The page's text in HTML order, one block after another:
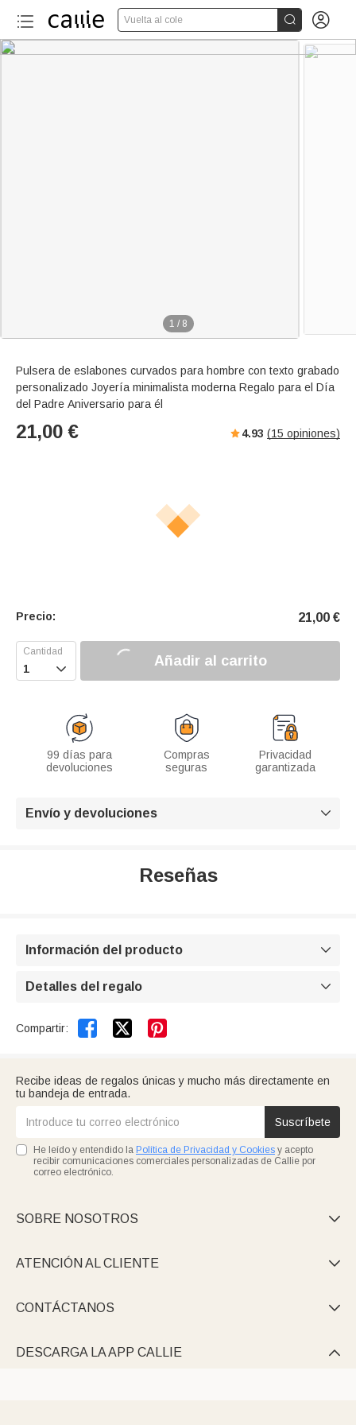
Vuelta al cole  
1 / 8
Pulsera de eslabones curvados para hombre con texto grabado
personalizado Joyería minimalista moderna Regalo para el Día
del Padre Aniversario para él
21,00 € 4.93 (15 opiniones)
Precio: 21,00 €
 Añadir al carrito
99 días para
devoluciones
Compras
seguras
Privacidad
garantizada
Envío y devoluciones 
Reseñas
Información del producto 
Detalles del regalo 
Compartir:  
Recibe ideas de regalos únicas y mucho más directamente en
tu bandeja de entrada.
Suscríbete
He leído y entendido la Política de Privacidad y Cookies y acepto
recibir comunicaciones comerciales personalizadas de Callie por
correo electrónico.
SOBRE NOSOTROS 
ATENCIÓN AL CLIENTE 
CONTÁCTANOS 
DESCARGA LA APP CALLIE 